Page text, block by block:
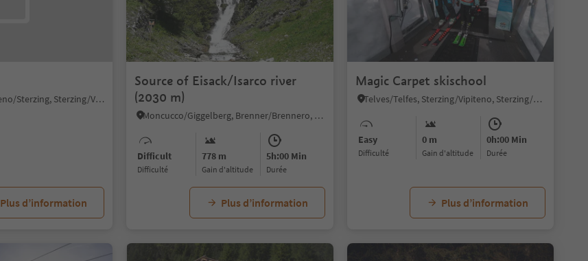
1/6
Novale/Ried - Vipiteno/Sterzing, Sterzing/Vipiteno, Sterzing/Vipiteno and environs
Plus d’information
Source of Eisack/Isarco river
(2030 m)
Moncucco/Giggelberg, Brenner/Brennero, Sterzing/Vipiteno and environs
Difficult
Difficulté
778 m
Gain d'altitude
5h:00 Min
durée
Plus d’information
Magic Carpet skischool
Telves/Telfes, Sterzing/Vipiteno, Sterzing/Vipiteno and environs
Easy
Difficulté
0 m
Gain d'altitude
0h:00 Min
durée
Plus d’information